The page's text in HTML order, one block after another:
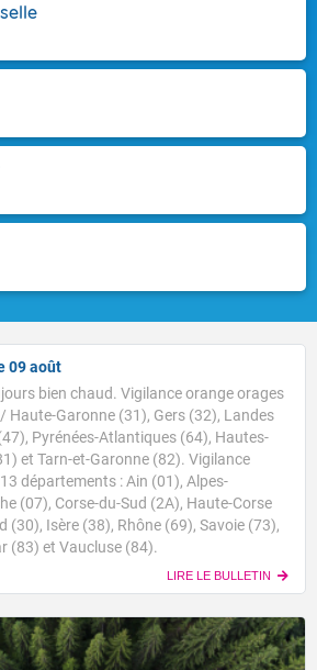
09 août
bien chaud. Vigilance orange orages
Haute-Garonne (31), Gers (32), Landes
Pyrénées-Atlantiques (64), Hautes-
et Tarn-et-Garonne (82). Vigilance
départements : Ain (01), Alpes-
(07), Corse-du-Sud (2A), Haute-Corse
(30), Isère (38), Rhône (69), Savoie (73),
(83) et Vaucluse (84).
LIRE LE BULLETIN